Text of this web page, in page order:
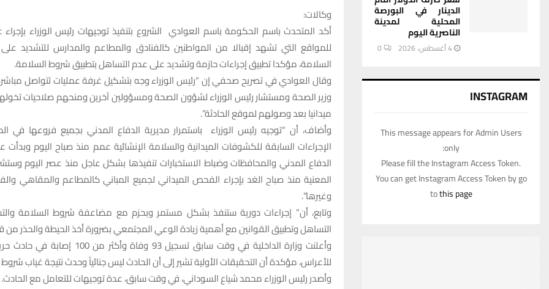
وكالات:
أكد المتحدث باسم الحكومة باسم العوادي الشروع بتنفيذ توجيهات رئيس الوزراء
للمواقع التي تشهد إقبالا من المواطنين كالفنادق والمطاعم والمدارس للتشديد
السلامة، مؤكدا تطبيق إجراءات حازمة وتشديد على عدم التساهل بتطبيق شروط السلامة.
وقال العوادي في تصريح صحفي إن “رئيس الوزراء وجه بتشكيل غرفة عمليات تتواصل
وزير الصحة ومستشار رئيس الوزراء لشؤون الصحة ومسؤولين آخرين ومنحهم صلاحيات
ميدانيا بعد وصولهم لموقع الحادثة”.
وأضاف، أن “توجيه رئيس الوزراء باستمرار مديرية الدفاع المدني بجميع فروعها في
الإجراءات السابقة للكشوفات الميدانية والسلامة الإنشائية عمم منذ صباح اليوم
الدفاع المدني والمحافظات وضباط الاستخبارات تنفيذها بشكل عاجل منذ عصر اليوم
المعنية منذ صباح الغد بإجراء الفحص الميداني لجميع المباني كالمطاعم والمقاهي
وغيرها”.
وتابع، أن” إجراءات دورية ستنفذ بشكل مستمر وبحزم مع مضاعفة شروط السلامة
التساهل وتطبيق القوانين مع أهمية زيادة الوعي المجتمعي بضرورة أخذ الحيطة والحذر من
وأعلنت وزارة الداخلية في وقت سابق تسجيل 93
للأعراس، مؤكدة أن التحقيقات الأولية تشير إلى أن الحادث ليس جنائياً وحدث نتيجة غياب
وأصدر رئيس الوزراء محمد شياع السوداني، في وقت سابق، عدة توجيهات للتعامل مع الحادث.
الدينار في البورصة
المحلية لمدينة
الناصرية اليوم
4 أغسطس، 2026 0
INSTAGRAM
This message appears for Admin Users
only:
Please fill the Instagram Access Token.
You can get Instagram Access Token by go
tothis page